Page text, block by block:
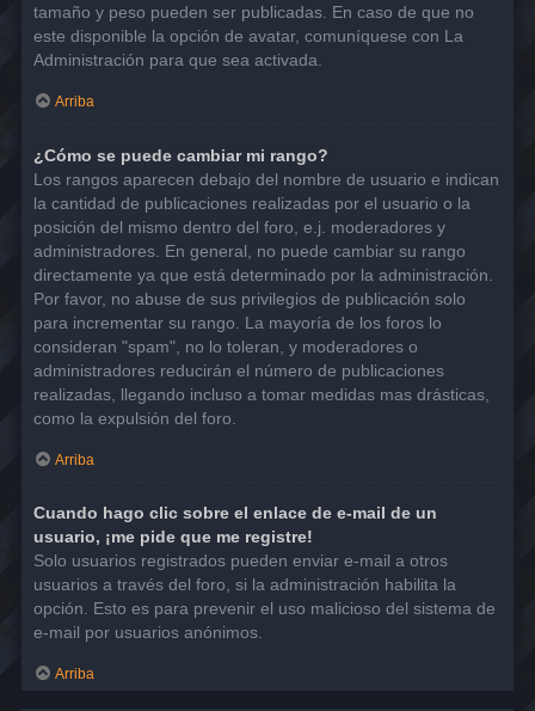
tamaño y peso pueden ser publicadas. En caso de que no
este disponible la opción de avatar, comuníquese con La
Administración para que sea activada.
Arriba
¿Cómo se puede cambiar mi rango?
Los rangos aparecen debajo del nombre de usuario e indican
la cantidad de publicaciones realizadas por el usuario o la
posición del mismo dentro del foro, e.j. moderadores y
administradores. En general, no puede cambiar su rango
directamente ya que está determinado por la administración.
Por favor, no abuse de sus privilegios de publicación solo
para incrementar su rango. La mayoría de los foros lo
consideran "spam", no lo toleran, y moderadores o
administradores reducirán el número de publicaciones
realizadas, llegando incluso a tomar medidas mas drásticas,
como la expulsión del foro.
Arriba
Cuando hago clic sobre el enlace de e-mail de un
usuario, ¡me pide que me registre!
Solo usuarios registrados pueden enviar e-mail a otros
usuarios a través del foro, si la administración habilita la
opción. Esto es para prevenir el uso malicioso del sistema de
e-mail por usuarios anónimos.
Arriba